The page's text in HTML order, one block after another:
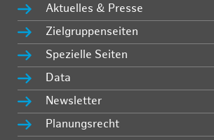
Aktuelles & Presse
Zielgruppenseiten
Spezielle Seiten
Data
Newsletter
Planungsrecht